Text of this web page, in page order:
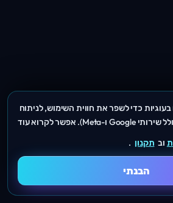
כדי לשפר את חווית השימוש, לניתוח
תנועה ולשיווק (כולל שירותי Google ו-Meta). אפשר לקרוא עוד
וב תקנון .
הבנתי